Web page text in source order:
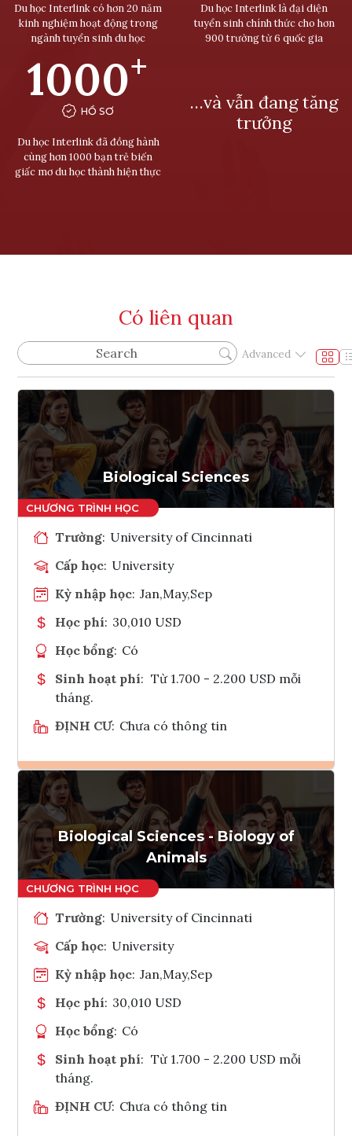
Du học Interlink có hơn 20 năm
kinh nghiệm hoạt động trong
ngành tuyển sinh du học
Du học Interlink là đại diện
tuyển sinh chính thức cho hơn
900 trường từ 6 quốc gia
1000+
HỒ SƠ
Du học Interlink đã đồng hành
cùng hơn 1000 bạn trẻ biến
giấc mơ du học thành hiện thực
…và vẫn đang tăng
trưởng
Có liên quan
Advanced
Biological Sciences
Trường: University of Cincinnati
Cấp học: University
Kỳ nhập học: Jan,May,Sep
Học phí: 30,010 USD
Học bổng: Có
Sinh hoạt phí: Từ 1.700 - 2.200 USD mỗi
tháng.
ĐỊNH CƯ: Chưa có thông tin
Ghi danh
Tham vấn Interlink
Biological Sciences - Biology of
Animals
Trường: University of Cincinnati
Cấp học: University
Kỳ nhập học: Jan,May,Sep
Học phí: 30,010 USD
Học bổng: Có
Sinh hoạt phí: Từ 1.700 - 2.200 USD mỗi
tháng.
ĐỊNH CƯ: Chưa có thông tin